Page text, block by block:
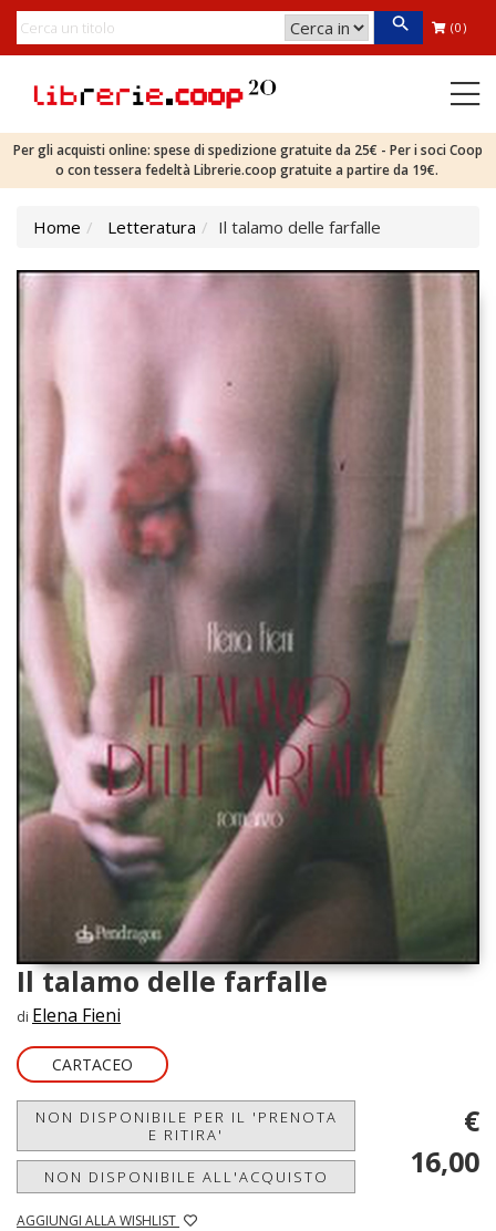
(0)
Per gli acquisti online: spese di spedizione gratuite da 25€ - Per i soci Coop
o con tessera fedeltà Librerie.coop gratuite a partire da 19€.
Home Letteratura Il talamo delle farfalle
Il talamo delle farfalle
di Elena Fieni
CARTACEO
NON DISPONIBILE PER IL 'PRENOTA
E RITIRA'
NON DISPONIBILE ALL'ACQUISTO
AGGIUNGI ALLA WISHLIST
€
16,00